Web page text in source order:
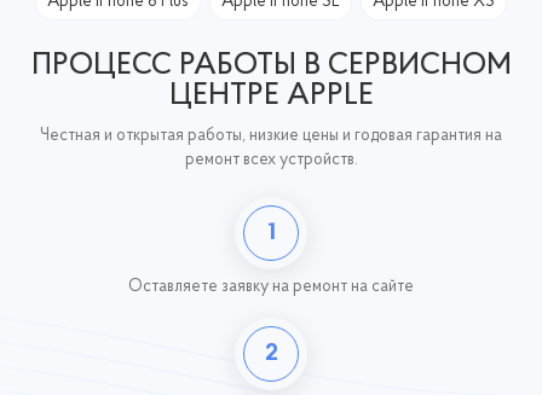
ПРОЦЕСС РАБОТЫ В СЕРВИСНОМ
ЦЕНТРЕ APPLE
Честная и открытая работы, низкие цены и годовая гарантия на
ремонт всех устройств.
1
Оставляете заявку на ремонт на сайте
2